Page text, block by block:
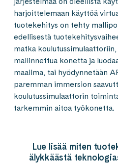
harjoittelemaan käyttöä
tuotekehitys on tehty
edellisestä
matka
mallinnettua konetta ja
maailma, tai hyödynnetään
paremman immersion
koulutussimulaattorin
tarkemmin aitoa työkonetta.
Lue lisää miten
älykkäästä